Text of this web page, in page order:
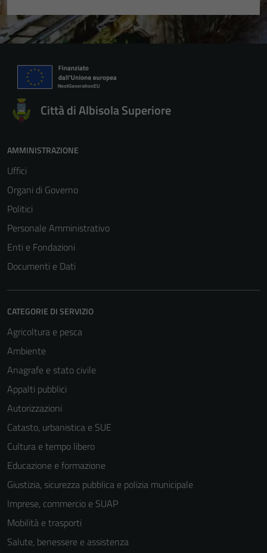
Città di Albisola Superiore
AMMINISTRAZIONE
Uffici
Organi di Governo
Politici
Personale Amministrativo
Enti e Fondazioni
Documenti e Dati
CATEGORIE DI SERVIZIO
Agricoltura e pesca
Ambiente
Anagrafe e stato civile
Appalti pubblici
Autorizzazioni
Catasto, urbanistica e SUE
Cultura e tempo libero
Educazione e formazione
Giustizia, sicurezza pubblica e polizia municipale
Imprese, commercio e SUAP
Mobilità e trasporti
Salute, benessere e assistenza